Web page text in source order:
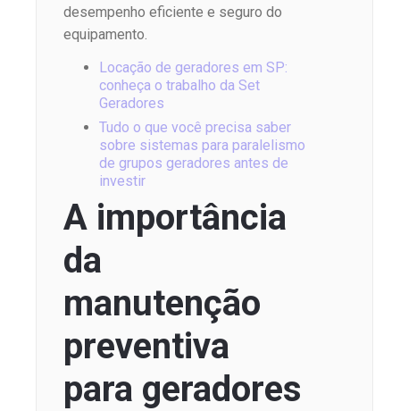
desempenho eficiente e seguro do
equipamento.
Locação de geradores em SP:
conheça o trabalho da Set
Geradores
Tudo o que você precisa saber
sobre sistemas para paralelismo
de grupos geradores antes de
investir
A importância
da
manutenção
preventiva
para geradores